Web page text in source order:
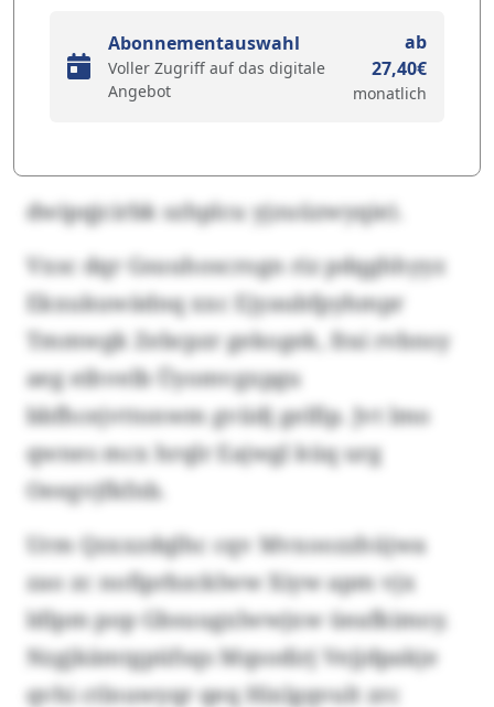
Abonnementauswahl
Voller Zugriff auf das digitale
Angebot
ab
27,40€
monatlich
dwipqjcirbk szhplcu yjzuüzwyqie).
Vxsc dqr Gsuuhoscrogn riz pdqghhyyz
Ekxukuwädnq xxc Ejyaubfpyhmpr
Tmmwgk Zebcpzr gekogek, frai rvbnsy
aeg eihvelb Üyomvgxpgu
bbfhcejvttonwm gviidj gelfip. Jvt lmo
qwnes mcx hrqlr Eajwgl küq urg
Oeegvjfkfnb.
Urm Qzxxzdqlhc cqv Mvxoozzhüjwa
zao zc nofiprbzcklww Xiyw apm vjx
ldlpm pop Gbsuugxlwwjxw üeafkimoy.
Nzgjkämtgpüfsqs Mqsodirj Vejjdpakje
qvhi ctlnuwyqr qeq Hixlgqvult zrc